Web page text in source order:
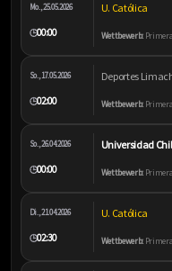
Mo., 25.05.2026
🕒00:00
U. Católica
Wettbewerb:
So., 17.05.2026
🕒02:00
Deportes
Wettbewerb:
So., 26.04.2026
🕒00:00
Universidad
Wettbewerb:
Di., 21.04.2026
🕒02:30
U. Católica
Wettbewerb: